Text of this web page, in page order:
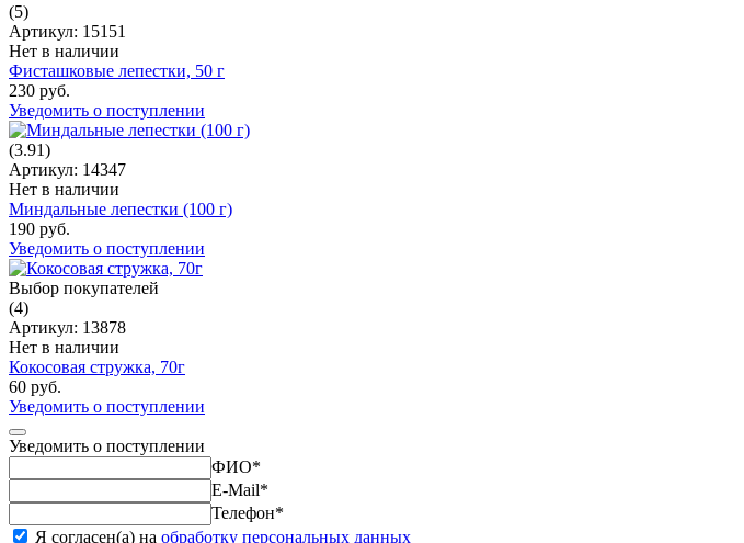
(5)
Артикул: 15151
Нет в наличии
Фисташковые лепестки, 50 г
230 руб.
Уведомить о поступлении
(3.91)
Артикул: 14347
Нет в наличии
Миндальные лепестки (100 г)
190 руб.
Уведомить о поступлении
Выбор покупателей
(4)
Артикул: 13878
Нет в наличии
Кокосовая стружка, 70г
60 руб.
Уведомить о поступлении
Уведомить о поступлении
ФИО*
E-Mail*
Телефон*
Я согласен(а) на обработку персональных данных